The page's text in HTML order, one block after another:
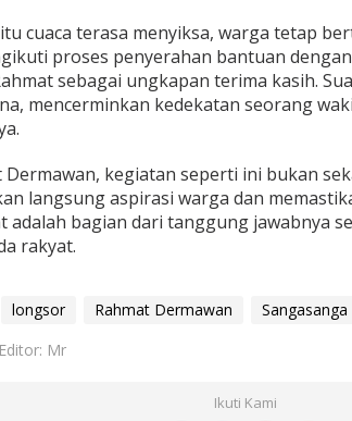
cuaca terasa menyiksa, warga tetap
proses penyerahan bantuan
sebagai ungkapan terima kasih.
mencerminkan kedekatan seorang
Dermawan, kegiatan seperti ini bukan
langsung aspirasi warga dan
adalah bagian dari tanggung jawabnya
rakyat.
longsor Rahmat Dermawan
Editor: Mr
Ikuti Kami